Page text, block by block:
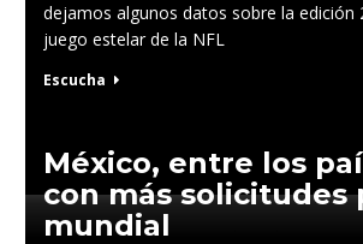
dejamos algunos datos sobre la edición
juego estelar de la NFL
Escucha
México, entre los
con más solicitudes
mundial